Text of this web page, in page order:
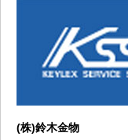
(株)鈴木金物